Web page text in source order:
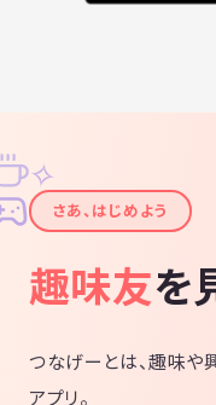
✦
✧
さあ、はじめよう
趣味友を
つなげーとは、趣味や
アプリ。